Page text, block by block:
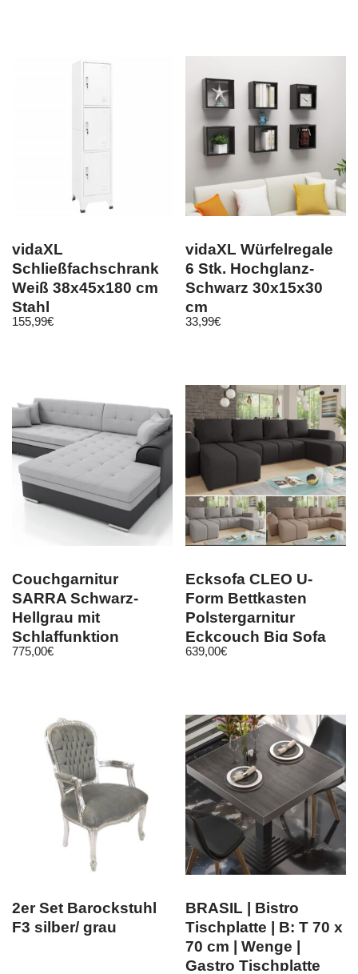
vidaXL
Schließfachschrank
Weiß 38x45x180 cm
Stahl
155,99€
vidaXL Würfelregale
6 Stk. Hochglanz-
Schwarz 30x15x30
cm
33,99€
Couchgarnitur
SARRA Schwarz-
Hellgrau mit
Schlaffunktion
Ottomane Rechts
775,00€
Ecksofa CLEO U-
Form Bettkasten
Polstergarnitur
Eckcouch Big Sofa
Wohnlandschaft
639,00€
2er Set Barockstuhl
F3 silber/ grau
BRASIL | Bistro
Tischplatte | B: T 70 x
70 cm | Wenge |
Gastro Tischplatte